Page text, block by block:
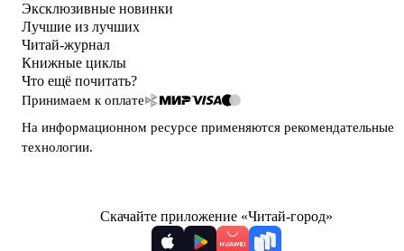
Эксклюзивные новинки
Лучшие из лучших
Читай-журнал
Книжные циклы
Что ещё почитать?
Принимаем к оплате
На информационном ресурсе применяются рекомендательные
технологии.
Скачайте приложение «Читай-город»